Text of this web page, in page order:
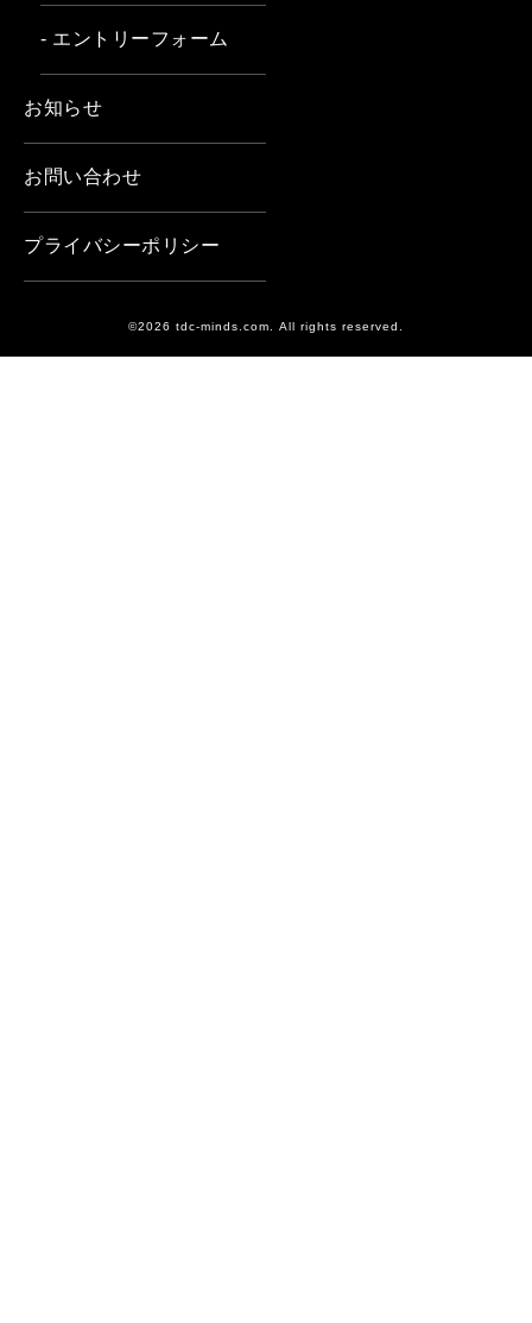
- エントリーフォーム
お知らせ
お問い合わせ
プライバシーポリシー
©2026 tdc-minds.com. All rights reserved.